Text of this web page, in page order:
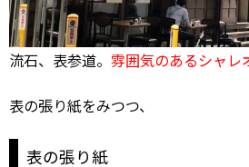
流石、表参道。 雰囲気のあるシャレ
表の張り紙をみつつ、
表の張り紙